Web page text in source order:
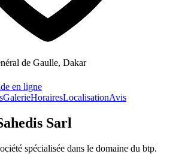
de Gaulle, Dakar
en ligne
GalerieHorairesLocalisationAvis
Sarl
spécialisée dans le domaine du btp.